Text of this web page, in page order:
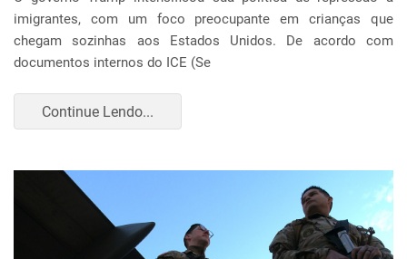
imigrantes, com um foco preocupante em crianças que
chegam sozinhas aos Estados Unidos. De acordo com
documentos internos do ICE (Se
Continue Lendo...